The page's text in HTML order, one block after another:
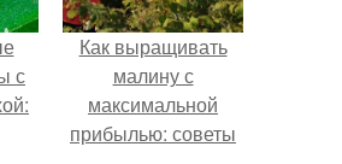
с
Как выращивать
малину с
максимальной
прибылью: советы